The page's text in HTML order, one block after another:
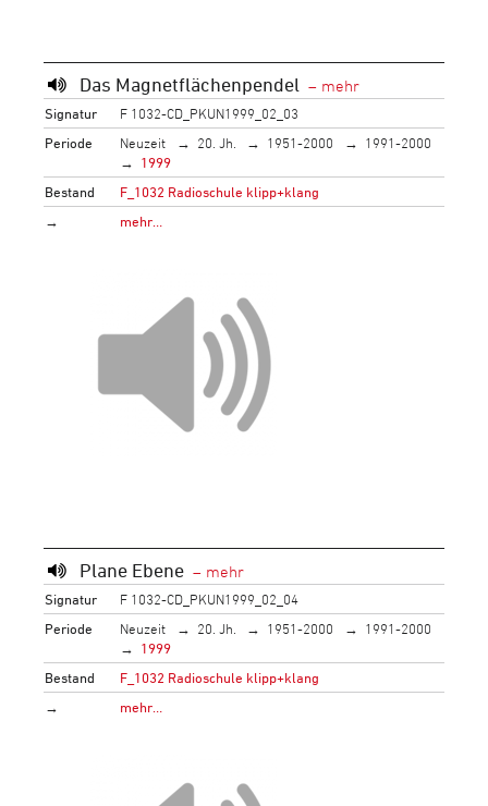
Das Magnetflächenpendel
Signatur
F 1032-CD_PKUN1999_02_03
Periode
Neuzeit 20. Jh. 1951-2000
1991-2000
1999
Bestand
F_1032 Radioschule klipp+klang
→
mehr…
Plane Ebene
Signatur
F 1032-CD_PKUN1999_02_04
Periode
Neuzeit 20. Jh. 1951-2000
1991-2000
1999
Bestand
F_1032 Radioschule klipp+klang
→
mehr…